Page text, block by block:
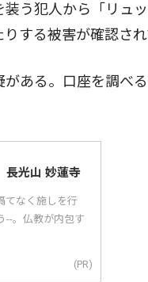
う犯人から「リュ
する被害が確認され
ある。口座を調べ
光山 妙蓮寺
てなく施しを行
--。仏教が内包す
(PR)